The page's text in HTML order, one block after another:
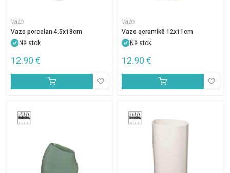
Vazo
Vazo porcelan 4.5x18cm
Në stok
12.90 €
Vazo
Vazo qeramikë 12x11cm
Në stok
12.90 €